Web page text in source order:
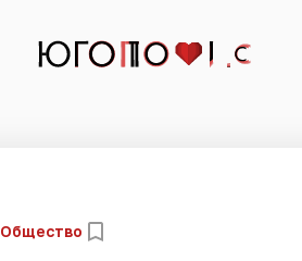
Общество